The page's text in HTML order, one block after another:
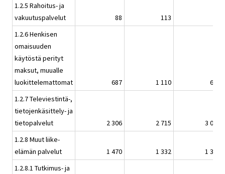
1.2.5 Rahoitus- ja
vakuutuspalvelut
88 113
1.2.6 Henkisen
omaisuuden
käytöstä perityt
maksut, muualle
luokittelemattomat
687 1 110
635
1.2.7 Televiestintä-,
tietojenkäsittely- ja
tietopalvelut
2 306 2 715
3 094
1.2.8 Muut liike-
elämän palvelut
1 470 1 332
1 318
1.2.8.1 Tutkimus- ja